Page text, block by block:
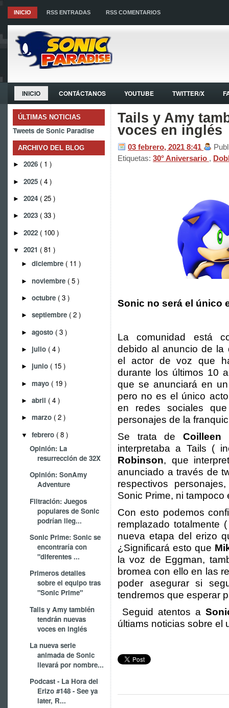
INICIO RSS ENTRADAS RSS COMENTARIOS
INICIO CONTÁCTANOS YOUTUBE TWITTER/X
ÚLTIMAS NOTICIAS
Tweets de Sonic Paradise
ARCHIVO DEL BLOG
► 2026 ( 1 )
► 2025 ( 4 )
► 2024 ( 25 )
► 2023 ( 33 )
► 2022 ( 100 )
▼ 2021 ( 81 )
► diciembre ( 11 )
► noviembre ( 5 )
► octubre ( 3 )
► septiembre ( 2 )
► agosto ( 3 )
► julio ( 4 )
► junio ( 15 )
► mayo ( 19 )
► abril ( 4 )
► marzo ( 2 )
▼ febrero ( 8 )
Opinión: La
resurrección de 32X
Opinión: SonAmy
Adventure
Filtración: Juegos
populares de Sonic
podrían lleg...
Sonic Prime: Sonic se
encontraría con
"diferentes ...
Primeros detalles
sobre el equipo tras
"Sonic Prime"
Tails y Amy también
tendrán nuevas
voces en inglés
La nueva serie
animada de Sonic
llevará por nombre...
Podcast - La Hora del
Erizo #148 - See ya
later, R...
Tails y Amy
voces en inglés
03 febrero, 2021 8:41
Etiquetas: 30° Aniversario ,
Sonic no será el único
La comunidad está
debido al anuncio de la
el actor de voz que
durante los últimos 10
que se anunciará en
pero no es el único
en redes sociales
personajes de la
Se trata deCoilleen
interpretaba a Tails (
Robinson, que
anunciado a través de
respectivos
Sonic Prime, ni tampoco
Con esto podemos
remplazado totalmente
nueva etapa del erizo
¿Significará esto que
la voz de Eggman,
bromea con ello en las
poder asegurar si
tendremos que esperar
Seguid atentos a
últiams noticias sobre el